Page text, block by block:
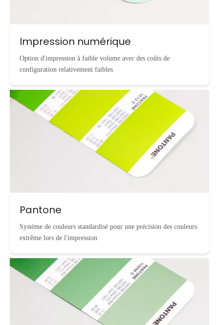
Impression numérique
Option d'impression à faible volume avec des coûts de
configuration relativement faibles
Pantone
Système de couleurs standardisé pour une précision des couleurs
extrême lors de l'impression